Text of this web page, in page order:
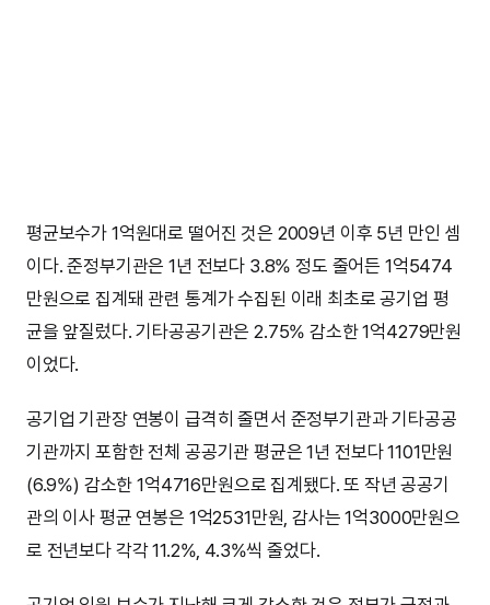
평균보수가 1억원대로 떨어진 것은 2009년 이후 5년 만인 셈
이다. 준정부기관은 1년 전보다 3.8% 정도 줄어든 1억5474
만원으로 집계돼 관련 통계가 수집된 이래 최초로 공기업 평
균을 앞질렀다. 기타공공기관은 2.75% 감소한 1억4279만원
이었다.
공기업 기관장 연봉이 급격히 줄면서 준정부기관과 기타공공
기관까지 포함한 전체 공공기관 평균은 1년 전보다 1101만원
(6.9%) 감소한 1억4716만원으로 집계됐다. 또 작년 공공기
관의 이사 평균 연봉은 1억2531만원, 감사는 1억3000만원으
로 전년보다 각각 11.2%, 4.3%씩 줄었다.